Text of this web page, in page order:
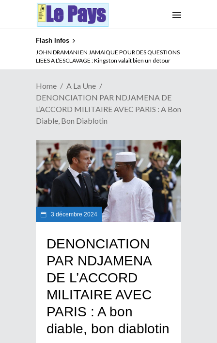
Flash Infos
ABSENCE PROLONGEE DE PAUL BIYA DU CAMEROUN :
Qui pilote le Cameroun ?
Home
A La Une
DENONCIATION PAR NDJAMENA DE
L’ACCORD MILITAIRE AVEC PARIS : A Bon
Diable, Bon Diablotin
3 décembre 2024
DENONCIATION
PAR NDJAMENA
DE L’ACCORD
MILITAIRE AVEC
PARIS : A bon
diable, bon diablotin